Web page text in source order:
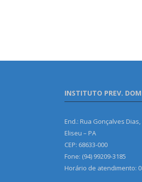
INSTITUTO PREV. DOM
End.: Rua Gonçalves
Eliseu – PA
CEP: 68633-000
Fone: (94) 99209-3185
Horário de atendimento: